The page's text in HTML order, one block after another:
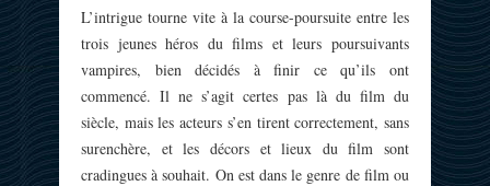
L’intrigue tourne vite à la course-poursuite entre les
trois jeunes héros du films et leurs poursuivants
vampires, bien décidés à finir ce qu’ils ont
commencé. Il ne s’agit certes pas là du film du
siècle, mais les acteurs s’en tirent correctement, sans
surenchère, et les décors et lieux du film sont
cradingues à souhait. On est dans le genre de film ou